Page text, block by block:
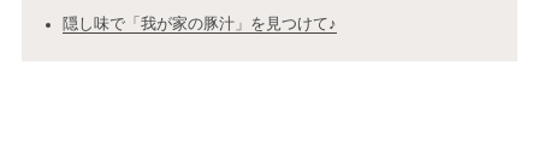
隠し味で「我が家の豚汁」を見つけて♪